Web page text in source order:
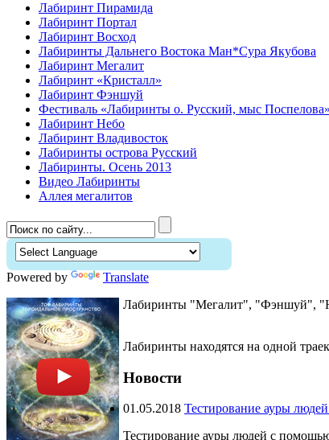
Лабиринт Пирамида
Лабиринт Портал
Лабиринт Восход
Лабиринты Дальнего Востока Ман*Сура Якубова
Лабиринт Мегалит
Лабиринт «Кристалл»
Лабиринт Фэншуй
Фестиваль «Лабиринты о. Русский, мыс
Лабиринт Небо
Лабиринт Владивосток
Лабиринты острова Русский
Лабиринты. Осень 2013
Видео Лабиринты
Аллея мегалитов
Powered by
Translate
Лабиринты "Мегалит", "Фэншуй",
Лабиринты находятся на одной
Новости
01.05.2018 Тестирование ауры
Тестирование ауры людей с